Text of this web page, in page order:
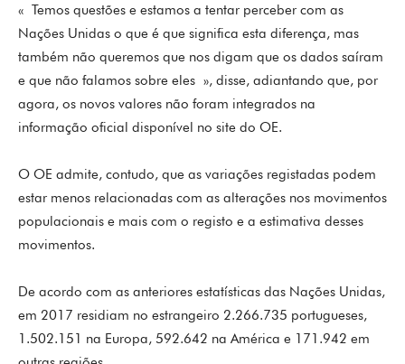
« Temos questões e estamos a tentar perceber com as
Nações Unidas o que é que significa esta diferença, mas
também não queremos que nos digam que os dados saíram
e que não falamos sobre eles », disse, adiantando que, por
agora, os novos valores não foram integrados na
informação oficial disponível no site do OE.
O OE admite, contudo, que as variações registadas podem
estar menos relacionadas com as alterações nos movimentos
populacionais e mais com o registo e a estimativa desses
movimentos.
De acordo com as anteriores estatísticas das Nações Unidas,
em 2017 residiam no estrangeiro 2.266.735 portugueses,
1.502.151 na Europa, 592.642 na América e 171.942 em